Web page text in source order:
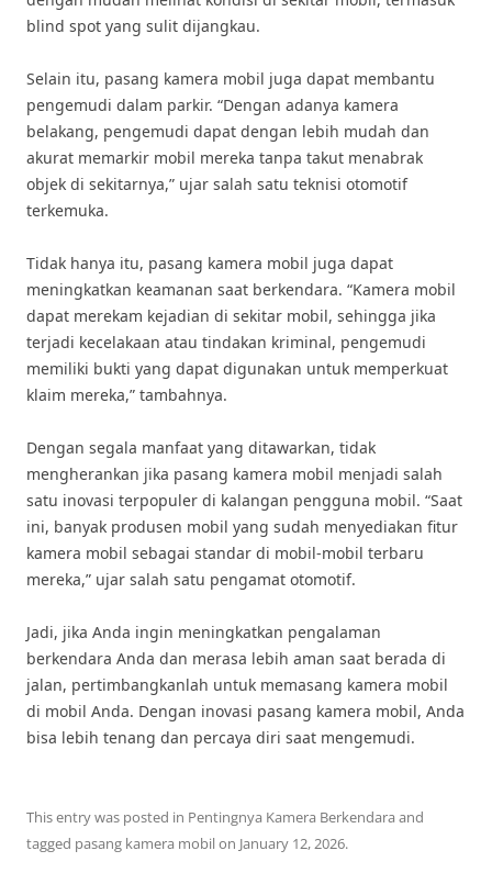
blind spot yang sulit dijangkau.
Selain itu, pasang kamera mobil juga dapat membantu
pengemudi dalam parkir. “Dengan adanya kamera
belakang, pengemudi dapat dengan lebih mudah dan
akurat memarkir mobil mereka tanpa takut menabrak
objek di sekitarnya,” ujar salah satu teknisi otomotif
terkemuka.
Tidak hanya itu, pasang kamera mobil juga dapat
meningkatkan keamanan saat berkendara. “Kamera mobil
dapat merekam kejadian di sekitar mobil, sehingga jika
terjadi kecelakaan atau tindakan kriminal, pengemudi
memiliki bukti yang dapat digunakan untuk memperkuat
klaim mereka,” tambahnya.
Dengan segala manfaat yang ditawarkan, tidak
mengherankan jika pasang kamera mobil menjadi salah
satu inovasi terpopuler di kalangan pengguna mobil. “Saat
ini, banyak produsen mobil yang sudah menyediakan fitur
kamera mobil sebagai standar di mobil-mobil terbaru
mereka,” ujar salah satu pengamat otomotif.
Jadi, jika Anda ingin meningkatkan pengalaman
berkendara Anda dan merasa lebih aman saat berada di
jalan, pertimbangkanlah untuk memasang kamera mobil
di mobil Anda. Dengan inovasi pasang kamera mobil, Anda
bisa lebih tenang dan percaya diri saat mengemudi.
This entry was posted in Pentingnya Kamera Berkendara and
tagged pasang kamera mobilon January 12, 2026.